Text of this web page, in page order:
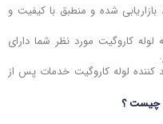
شده و منطبق با کیفیت و
کاروگیت مورد نظر شما دارای
کننده لوله کاروگیت خدمات پس از
چیست ؟